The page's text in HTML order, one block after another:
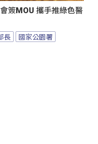
簽MOU 攜手推綠色醫
長 國家公園署